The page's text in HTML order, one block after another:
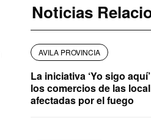
Noticias
AVILA PROVINCIA
La iniciativa ‘Yo sigo
los comercios de las
afectadas por el fuego